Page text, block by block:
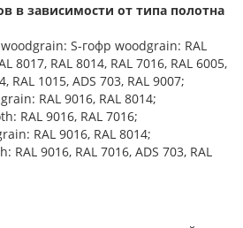
в зависимости от типа полотна
S-гофр woodgrain: RAL
8017, RAL 8014, RAL 7016, RAL 6005,
RAL 1015, ADS 703, RAL 9007;
RAL 9016, RAL 8014;
RAL 9016, RAL 7016;
RAL 9016, RAL 8014;
RAL 9016, RAL 7016, ADS 703, RAL